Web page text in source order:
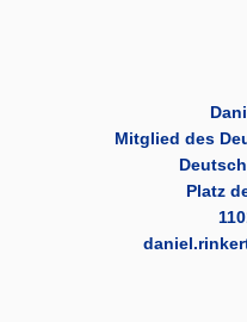
Mitglied des
Platz